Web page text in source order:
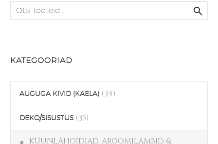

KATEGOORIAD
AUGUGA KIVID (KAELA) (34)
DEKO/SISUSTUS (35)
KÜÜNLAHOIDJAD, AROOMILAMBID &